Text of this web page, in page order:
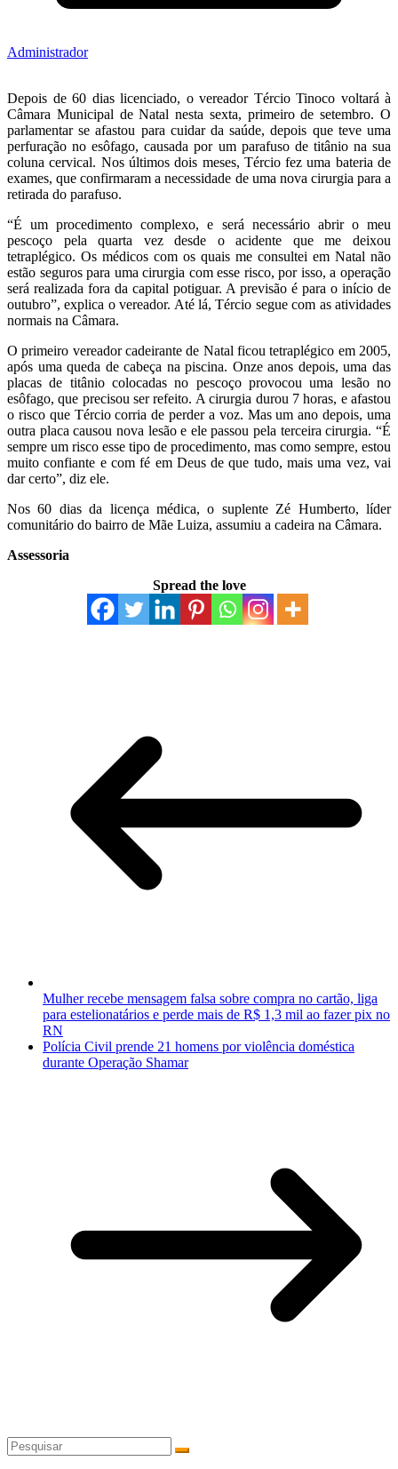
Administrador
Depois de 60 dias licenciado, o vereador Tércio Tinoco voltará à
Câmara Municipal de Natal nesta sexta, primeiro de setembro. O
parlamentar se afastou para cuidar da saúde, depois que teve uma
perfuração no esôfago, causada por um parafuso de titânio na sua
coluna cervical. Nos últimos dois meses, Tércio fez uma bateria de
exames, que confirmaram a necessidade de uma nova cirurgia para a
retirada do parafuso.
“É um procedimento complexo, e será necessário abrir o meu
pescoço pela quarta vez desde o acidente que me deixou
tetraplégico. Os médicos com os quais me consultei em Natal não
estão seguros para uma cirurgia com esse risco, por isso, a operação
será realizada fora da capital potiguar. A previsão é para o início de
outubro”, explica o vereador. Até lá, Tércio segue com as atividades
normais na Câmara.
O primeiro vereador cadeirante de Natal ficou tetraplégico em 2005,
após uma queda de cabeça na piscina. Onze anos depois, uma das
placas de titânio colocadas no pescoço provocou uma lesão no
esôfago, que precisou ser refeito. A cirurgia durou 7 horas, e afastou
o risco que Tércio corria de perder a voz. Mas um ano depois, uma
outra placa causou nova lesão e ele passou pela terceira cirurgia. “É
sempre um risco esse tipo de procedimento, mas como sempre, estou
muito confiante e com fé em Deus de que tudo, mais uma vez, vai
dar certo”, diz ele.
Nos 60 dias da licença médica, o suplente Zé Humberto, líder
comunitário do bairro de Mãe Luiza, assumiu a cadeira na Câmara.
Assessoria
Spread the love
Mulher recebe mensagem falsa sobre compra no cartão, liga
para estelionatários e perde mais de R$ 1,3 mil ao fazer pix no
RN
Polícia Civil prende 21 homens por violência doméstica
durante Operação Shamar